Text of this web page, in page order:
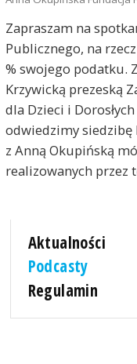
Zapraszam na
Publicznego, na
% swojego podatku.
Krzywicką prezeską
dla Dzieci i
odwiedzimy
z Anną Okupińską
realizowanych przez
Aktualności
Podcasty
Regulamin